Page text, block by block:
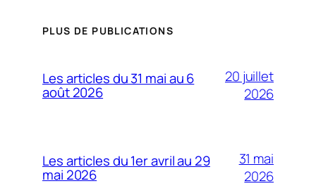
PLUS DE PUBLICATIONS
Les articles du 31 mai au 6
août 2026
20 juillet
2026
Les articles du 1er avril au 29
mai 2026
31 mai
2026